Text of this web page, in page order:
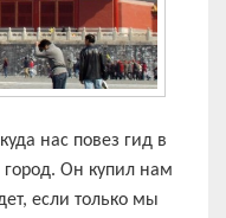
нас повез гид в
город. Он купил нам
если только мы